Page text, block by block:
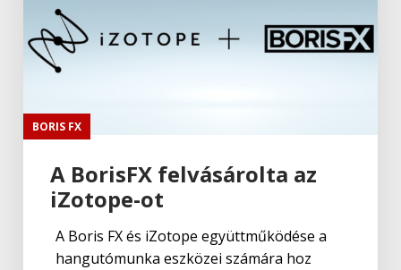
BORIS FX
A BorisFX felvásárolta az
iZotope-ot
A Boris FX és iZotope együttműködése a
hangutómunka eszközei számára hoz